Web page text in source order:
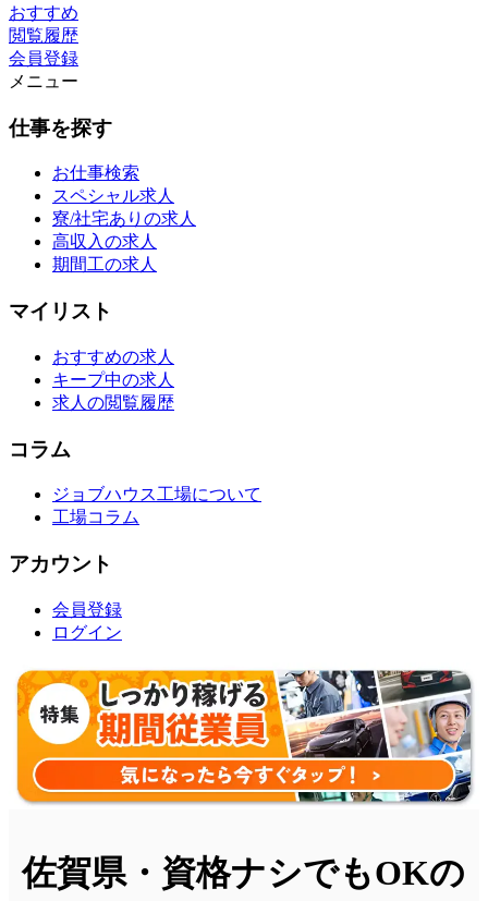
おすすめ
閲覧履歴
会員登録
メニュー
仕事を探す
お仕事検索
スペシャル求人
寮/社宅ありの求人
高収入の求人
期間工の求人
マイリスト
おすすめの求人
キープ中の求人
求人の閲覧履歴
コラム
ジョブハウス工場について
工場コラム
アカウント
会員登録
ログイン
佐賀県・資格ナシでもOKの